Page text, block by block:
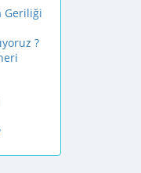
Geriliği
?